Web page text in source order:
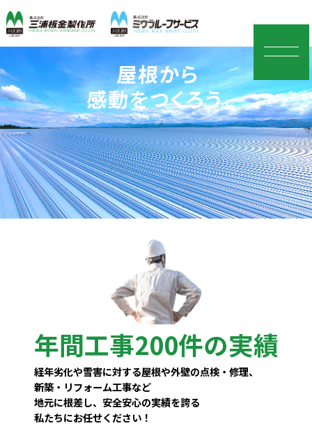
年間工事200件の実績
経年劣化や雪害に対する屋根や外壁の点検・修理、
新築・リフォーム工事など
地元に根差し、安全安心の実績を誇る
私たちにお任せください！